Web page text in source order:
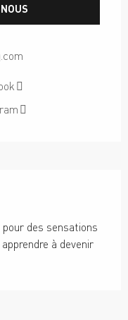
des sensations
à devenir